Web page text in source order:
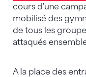
cours d'une
mobilisé des
de tous les
attaqués
A la place des